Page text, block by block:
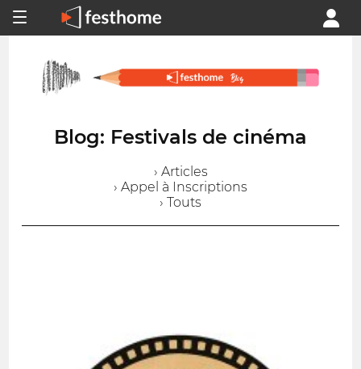
Blog: Festivals de cinéma
› Articles
› Appel à Inscriptions
› Touts